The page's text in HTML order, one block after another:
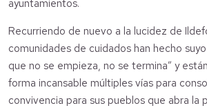
ayuntamientos.
Recurriendo de nuevo a la lucidez de
comunidades de cuidados han hecho
que no se empieza, no se termina” y
forma incansable múltiples vías para
convivencia para sus pueblos que abra la